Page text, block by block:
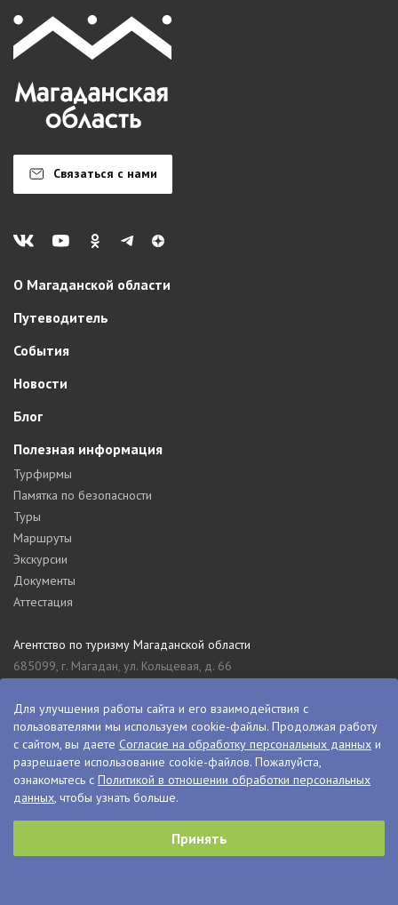
Связаться с нами
О Магаданской области
Путеводитель
События
Новости
Блог
Полезная информация
Турфирмы
Памятка по безопасности
Туры
Маршруты
Экскурсии
Документы
Аттестация
Агентство по туризму Магаданской области
685099, г. Магадан, ул. Кольцевая, д. 66
8 (4132) 61-76-67
Туристский информационный центр Магаданской области
685000, г. Магадан, ул. Пролетарская, д. 11
visitkolyma@mail.ru
+7 (4132) 60-70-11
+7 (4132) 61-73-15
Для улучшения работы сайта и его взаимодействия с
пользователями мы используем cookie-файлы. Продолжая работу
с сайтом, вы даете Согласие на обработку персональных данных и
разрешаете использование cookie-файлов. Пожалуйста,
ознакомьтесь с Политикой в отношении обработки персональных
данных, чтобы узнать больше.
Принять